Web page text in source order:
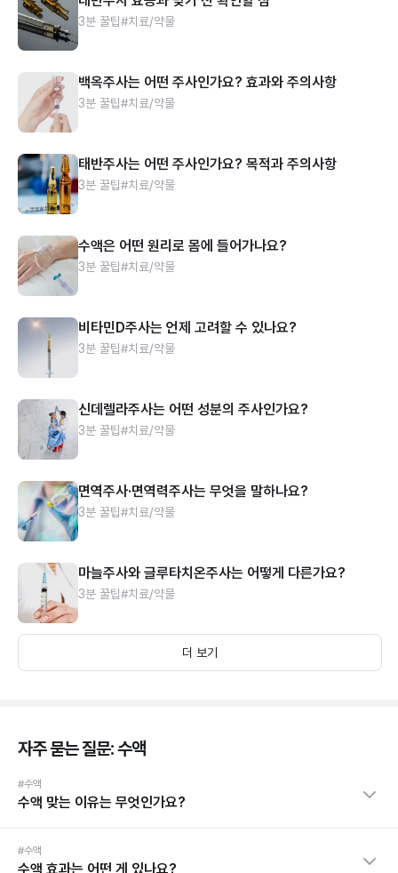
3분 꿀팁#치료/약물
백옥주사는 어떤 주사인가요? 효과와 주의사항
3분 꿀팁#치료/약물
태반주사는 어떤 주사인가요? 목적과 주의사항
3분 꿀팁#치료/약물
수액은 어떤 원리로 몸에 들어가나요?
3분 꿀팁#치료/약물
비타민D주사는 언제 고려할 수 있나요?
3분 꿀팁#치료/약물
신데렐라주사는 어떤 성분의 주사인가요?
3분 꿀팁#치료/약물
면역주사·면역력주사는 무엇을 말하나요?
3분 꿀팁#치료/약물
마늘주사와 글루타치온주사는 어떻게 다른가요?
3분 꿀팁#치료/약물
더 보기
자주 묻는 질문: 수액
#수액
수액 맞는 이유는 무엇인가요?
#수액
수액 효과는 어떤 게 있나요?